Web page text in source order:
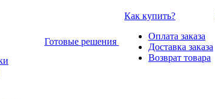
Готовые решения
Как купить?
Оплата заказа
Доставка заказа
Возврат товара